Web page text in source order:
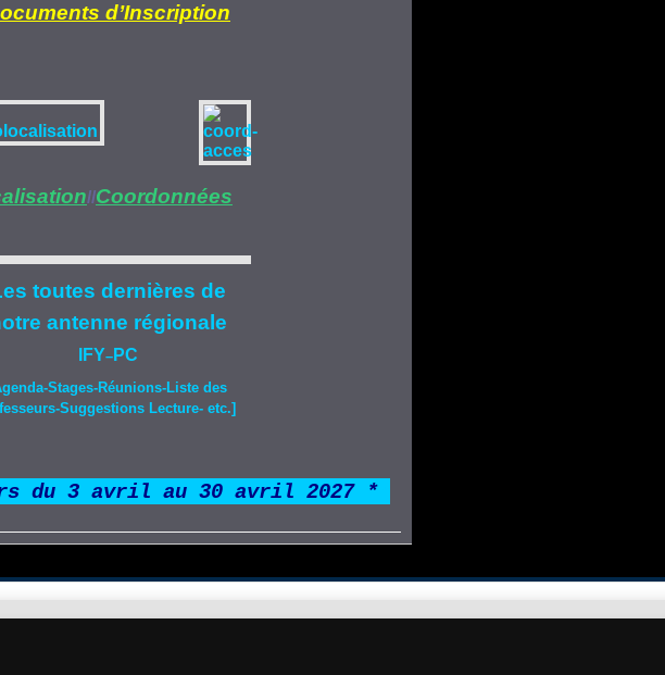
d’Inscription
//Coordonnées
toutes dernières de
antenne régionale
IFY–PC
Stages-Réunions-Liste des
Suggestions Lecture- etc.]
du 3 avril au 30 avril 2027 **